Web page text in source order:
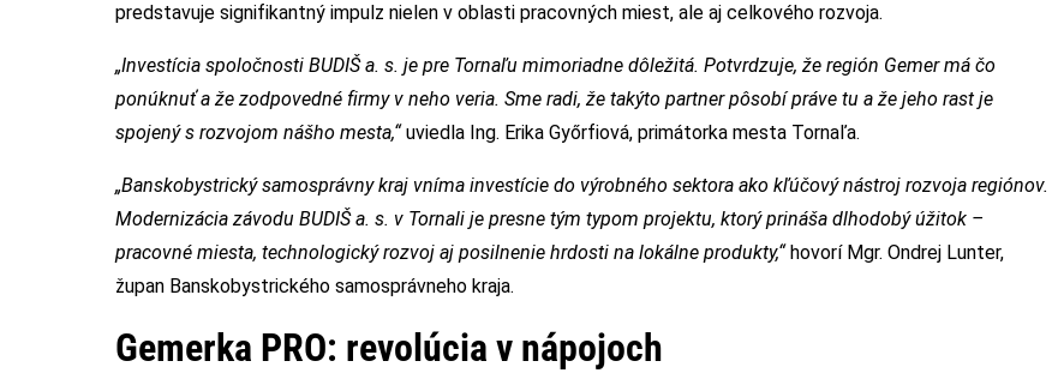
predstavuje signifikantný impulz nielen v oblasti pracovných miest, ale aj celkového rozvoja.
„Investícia spoločnosti BUDIŠ a. s. je pre Tornaľu mimoriadne dôležitá. Potvrdzuje, že región Gemer má čo
ponúknuť a že zodpovedné firmy v neho veria. Sme radi, že takýto partner pôsobí práve tu a že jeho rast je
spojený s rozvojom nášho mesta,“ uviedla Ing. Erika Győrfiová, primátorka mesta Tornaľa.
„Banskobystrický samosprávny kraj vníma investície do výrobného sektora ako kľúčový nástroj rozvoja regiónov.
Modernizácia závodu BUDIŠ a. s. v Tornali je presne tým typom projektu, ktorý prináša dlhodobý úžitok –
pracovné miesta, technologický rozvoj aj posilnenie hrdosti na lokálne produkty,“ hovorí Mgr. Ondrej Lunter,
župan Banskobystrického samosprávneho kraja.
Gemerka PRO: revolúcia v nápojoch